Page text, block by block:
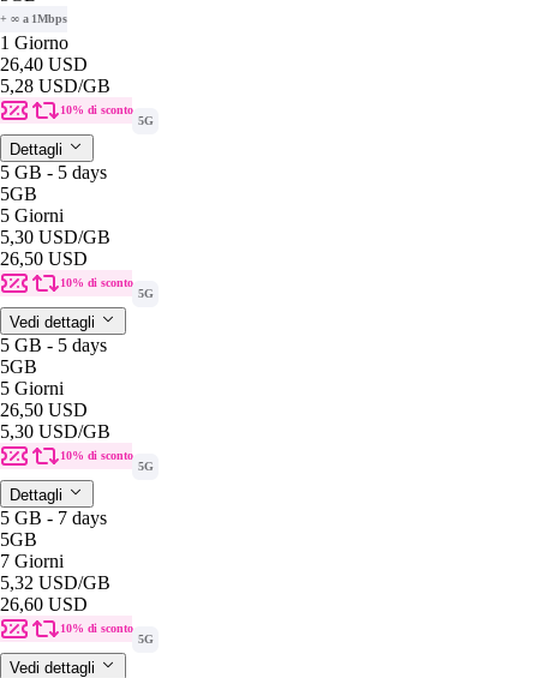
+ ∞ a 1Mbps
1 Giorno
26,40 USD
5,28 USD/GB
10% di sconto
5G
Dettagli
5 GB - 5 days
5GB
5 Giorni
5,30 USD/GB
26,50 USD
10% di sconto
5G
Vedi dettagli
5 GB - 5 days
5GB
5 Giorni
26,50 USD
5,30 USD/GB
10% di sconto
5G
Dettagli
5 GB - 7 days
5GB
7 Giorni
5,32 USD/GB
26,60 USD
10% di sconto
5G
Vedi dettagli